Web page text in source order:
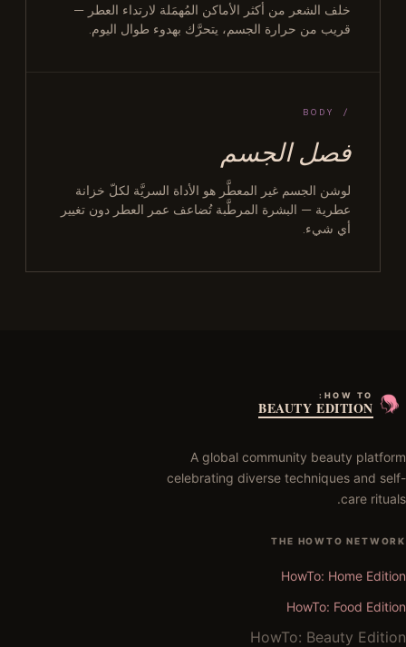
خلف الشعر من أكثر الأماكن المُهمَلة لارتداء العطر —
قريب من حرارة الجسم، يتحرَّك بهدوء طوال اليوم.
/ BODY
فصل الجسم
لوشن الجسم غير المعطَّر هو الأداة السريَّة لكلّ خزانة
عطرية — البشرة المرطَّبة تُضاعف عمر العطر دون تغيير
أي شيء.
HOW TO:
BEAUTY EDITION
A global community beauty platform
celebrating diverse techniques and self-
care rituals.
THE HOWTO NETWORK
HowTo: Home Edition
HowTo: Food Edition
HowTo: Beauty Edition